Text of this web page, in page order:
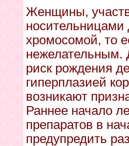
Женщины,
носительницами
хромосомой, то
нежелательным.
риск рождения
гиперплазией
возникают
Раннее начало
препаратов в
предупредить